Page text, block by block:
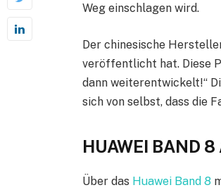
Weg einschlagen wird.
Der chinesische
veröffentlicht hat. Diese
dann weiterentwickelt!“
sich von selbst, dass die
HUAWEI BAND
Über das Huawei Band 8